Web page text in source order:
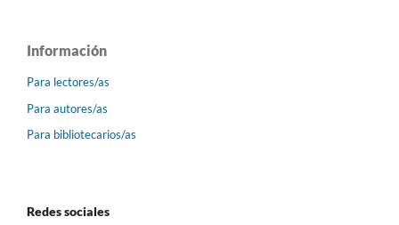
Información
Para lectores/as
Para autores/as
Para bibliotecarios/as
Redes sociales